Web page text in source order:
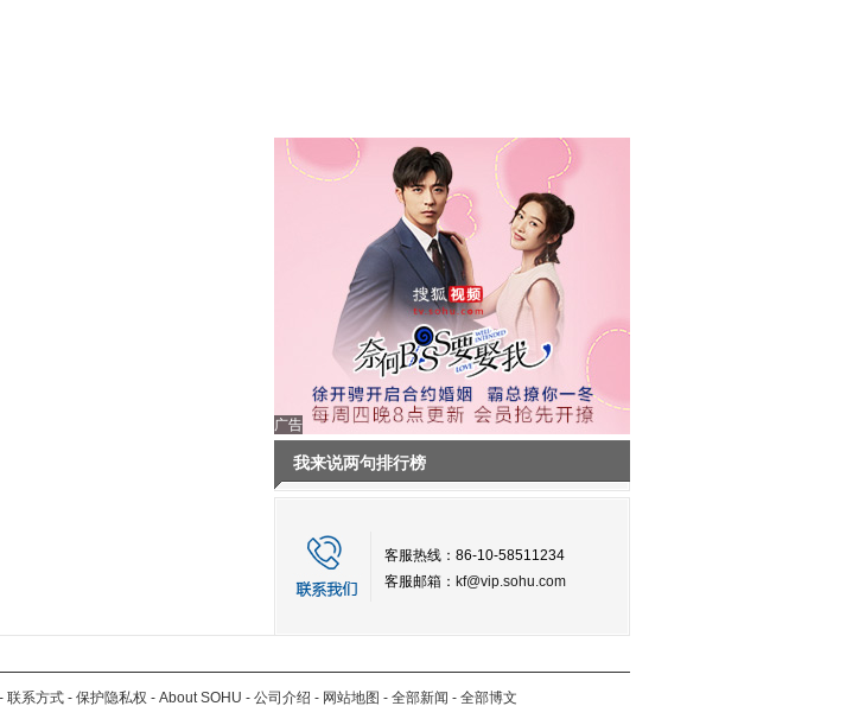
广告
我来说两句排行榜
客服热线：86-10-58511234
客服邮箱： kf@vip.sohu.com
- 联系方式 - 保护隐私权 - About SOHU - 公司介绍 - 网站地图 - 全部新闻 - 全部博文